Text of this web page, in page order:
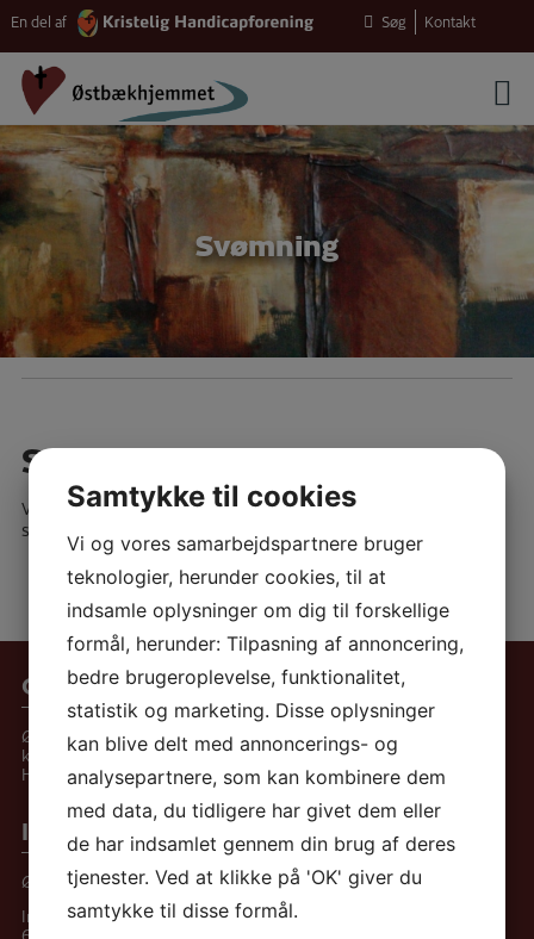
Hop
indholdet
En del af Søg Kontakt
Svømning
Svømning
Vi tager til Tarm svømmehal og hygger i vandet, med
svømmeture og vandleg.
Om Østbækhjemmet
Østbækhjemmet blev etableret af frivillige
kræfter i 1983 – som det første af Kristelig
Handicapforenings hjem.
Informationer
Østbækhjemmet
Industrivej 19
6870 Ølgod
Samtykke til cookies
Vi og vores samarbejdspartnere bruger
teknologier, herunder cookies, til at
indsamle oplysninger om dig til forskellige
formål, herunder: Tilpasning af annoncering,
bedre brugeroplevelse, funktionalitet,
statistik og marketing. Disse oplysninger
kan blive delt med annoncerings- og
analysepartnere, som kan kombinere dem
med data, du tidligere har givet dem eller
de har indsamlet gennem din brug af deres
tjenester. Ved at klikke på 'OK' giver du
samtykke til disse formål.